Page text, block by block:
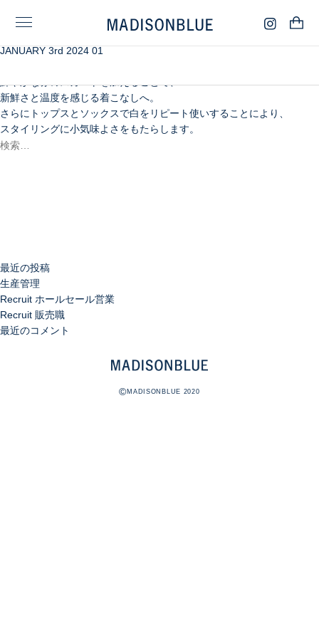
JANUARY 3rd 2024 01
タートルネックとグレンチェックの
新鮮さと温度を感じる着こなしへ。
さらにトップスとソックスで白をリピート使いすることにより、
スタイリングに小気味よさをもたらします。
検
最近の投稿
生産管理
Recruit ホールセール営業
Recruit 販売職
最近のコメント
©MADISONBLUE 2020